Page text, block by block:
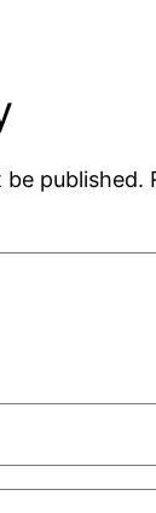
be published.